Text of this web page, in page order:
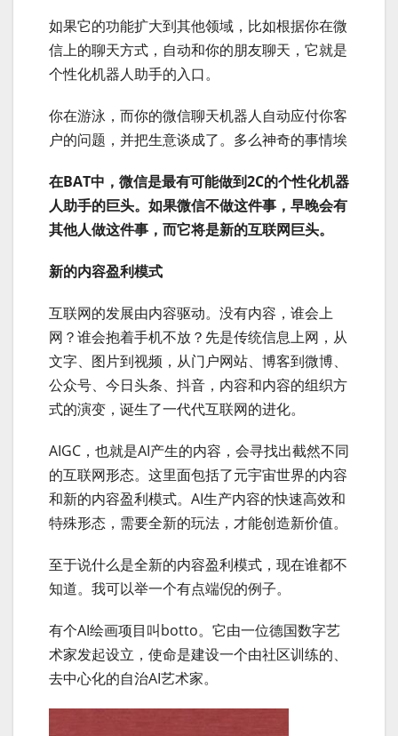
如果它的功能扩大到其他领域，比如根据你在微
信上的聊天方式，自动和你的朋友聊天，它就是
个性化机器人助手的入口。
你在游泳，而你的微信聊天机器人自动应付你客
户的问题，并把生意谈成了。多么神奇的事情埃
在BAT中，微信是最有可能做到2C的个性化机器
人助手的巨头。如果微信不做这件事，早晚会有
其他人做这件事，而它将是新的互联网巨头。
新的内容盈利模式
互联网的发展由内容驱动。没有内容，谁会上
网？谁会抱着手机不放？先是传统信息上网，从
文字、图片到视频，从门户网站、博客到微博、
公众号、今日头条、抖音，内容和内容的组织方
式的演变，诞生了一代代互联网的进化。
AIGC，也就是AI产生的内容，会寻找出截然不同
的互联网形态。这里面包括了元宇宙世界的内容
和新的内容盈利模式。AI生产内容的快速高效和
特殊形态，需要全新的玩法，才能创造新价值。
至于说什么是全新的内容盈利模式，现在谁都不
知道。我可以举一个有点端倪的例子。
有个AI绘画项目叫botto。它由一位德国数字艺
术家发起设立，使命是建设一个由社区训练的、
去中心化的自治AI艺术家。